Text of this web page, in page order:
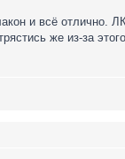
и всё отлично.
же из-за